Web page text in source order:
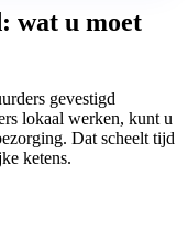
wat u moet
gevestigd
lokaal werken, kunt u
Dat scheelt tijd
ketens.